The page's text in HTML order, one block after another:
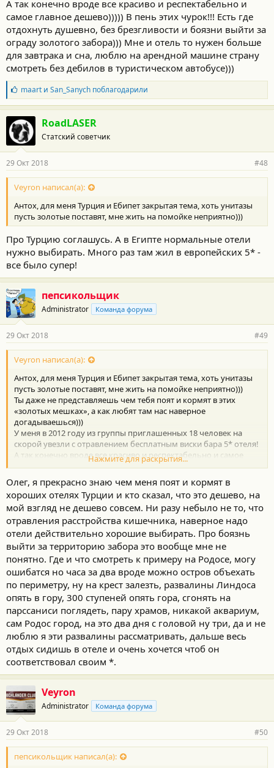
А так конечно вроде все красиво и респектабельно и
самое главное дешево))))) В пень этих чурок!!! Есть где
отдохнуть душевно, без брезгливости и боязни выйти за
ограду золотого забора))) Мне и отель то нужен больше
для завтрака и сна, люблю на арендной машине страну
смотреть без дебилов в туристическом автобусе)))
Б
л
а
г
о
д
а
н
о
с
и
:
maartи San_Sanychпоблагодарили
RoadLASER
Статский советчик
29 Окт 2018 #48
Veyron написал(а):
Антох, для меня Турция и Ебипет закрытая тема, хоть унитазы
пусть золотые поставят, мне жить на помойке неприятно)))
Про Турцию соглашусь. А в Египте нормальные отели
нужно выбирать. Много раз там жил в европейских 5* -
все было супер!
пепсикольщик
Administrator Команда форума
29 Окт 2018 #49
Veyron написал(а):
Антох, для меня Турция и Ебипет закрытая тема, хоть унитазы
пусть золотые поставят, мне жить на помойке неприятно)))
Ты даже не представляешь чем тебя поят и кормят в этих
«золотых мешках», а как любят там нас наверное
догадываешься)))
У меня в 2012 году из группы приглашенных 18 человек на
скорой увезли с отравлением бесплатным виски бара 5* отеля!
А так конечно вроде все красиво и респектабельно и самое
главное дешево))))) В пень этих чурок!!! Есть где отдохнуть
забора))) Мне и отель то нужен больше для завтрака и сна,
люблю на арендной машине страну смотреть без дебилов в
туристическом автобусе)))
Нажмите для раскрытия...
Олег, я прекрасно знаю чем меня поят и кормят в
хороших отелях Турции и кто сказал, что это дешево, на
мой взгляд не дешево совсем. Ни разу небыло не то, что
отравления расстройства кишечника, наверное надо
отели действительно хорошие выбирать. Про боязнь
выйти за территорию забора это вообще мне не
понятно. Где и что смотреть к примеру на Родосе, могу
ошибатся но часа за два вроде можно остров объехать
по периметру, ну на крест залезть, развалины Линдоса
опять в гору, 300 ступеней опять гора, сгонять на
парссаниси поглядеть, пару храмов, никакой аквариум,
сам Родос город, на это два дня с головой ну три, да и не
люблю я эти развалины рассматривать, дальше весь
отдых сидишь в отеле и очень хочется чтоб он
соответствовал своим *.
Veyron
Administrator Команда форума
29 Окт 2018 #50
пепсикольщик написал(а):